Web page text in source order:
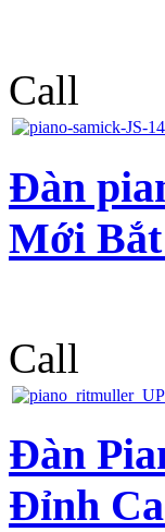
Call
Đàn
Mới
Call
Đàn
Đỉnh